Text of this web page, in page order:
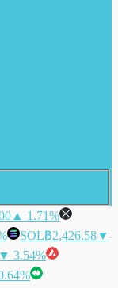
▲ 1.71%
SOL฿2,426.58▼
▼ 3.54%